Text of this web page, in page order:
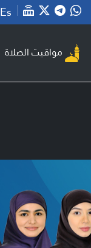
Es
مواقيت الصلاة